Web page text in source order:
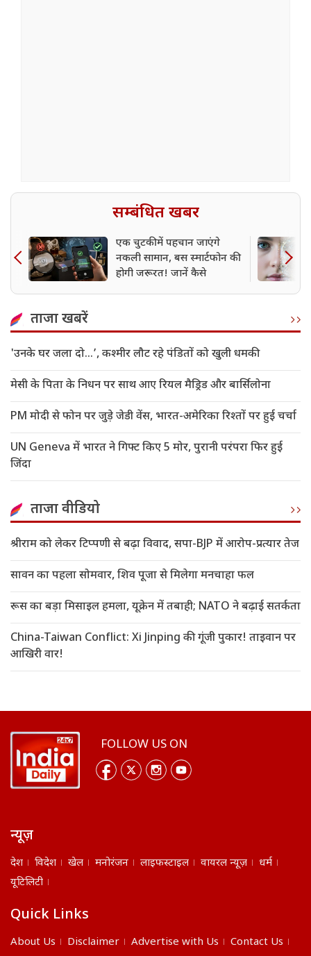
सम्बंधित खबर
एक चुटकी में पहचान जाएंगे
नकली सामान, बस स्मार्टफोन की
होगी जरूरत! जानें कैसे
ताजा खबरें
'उनके घर जला दो…’, कश्मीर लौट रहे पंडितों को खुली धमकी
मेसी के पिता के निधन पर साथ आए रियल मैड्रिड और बार्सिलोना
PM मोदी से फोन पर जुड़े जेडी वेंस, भारत-अमेरिका रिश्तों पर हुई चर्चा
UN Geneva में भारत ने गिफ्ट किए 5 मोर, पुरानी परंपरा फिर हुई
जिंदा
ताजा वीडियो
श्रीराम को लेकर टिप्पणी से बढ़ा विवाद, सपा-BJP में आरोप-प्रत्यार तेज
सावन का पहला सोमवार, शिव पूजा से मिलेगा मनचाहा फल
रूस का बड़ा मिसाइल हमला, यूक्रेन में तबाही; NATO ने बढ़ाई सतर्कता
China-Taiwan Conflict: Xi Jinping की गूंजी पुकार! ताइवान पर
आखिरी वार!
FOLLOW US ON
न्यूज़
देश विदेश खेल मनोरंजन लाइफस्टाइल वायरल न्यूज़
धर्म
यूटिलिटी
Quick Links
About Us Disclaimer Advertise with Us
Contact Us